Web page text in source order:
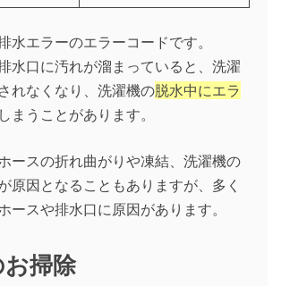
水エラーのエラーコードです。
水口に汚れが溜まっていると、洗濯
れなくなり、洗濯機の脱水中にエラ
まうことがあります。
ースの折れ曲がりや凍結、洗濯機の
原因となることもありますが、多く
ースや排水口に原因があります。
掃除